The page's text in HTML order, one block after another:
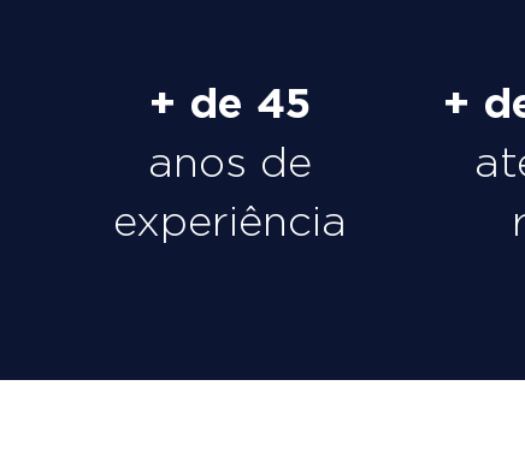
+ de 45
anos de
experiência
+